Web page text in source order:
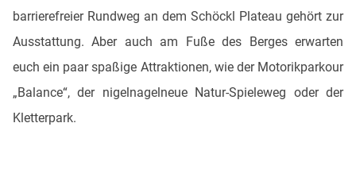
barrierefreier Rundweg an dem Schöckl Plateau gehört zur
Ausstattung. Aber auch am Fuße des Berges erwarten
euch ein paar spaßige Attraktionen, wie der Motorikparkour
„Balance“, der nigelnagelneue Natur-Spieleweg oder der
Kletterpark.